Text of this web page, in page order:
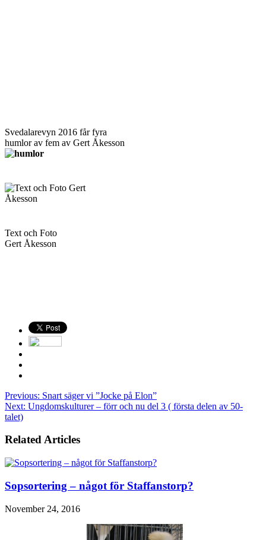
Svedalarevyn 2016 får fyra
humlor av fem av Gert Åkesson
Text och Foto
Gert Åkesson
Previous: Snart säger vi ”Jocke på Elon”
Next: Ungdomskulturer – förr och nu del 3 ( första delen av 50-
talet)
Related Articles
Sopsortering – något för Staffanstorp?
November 24, 2016